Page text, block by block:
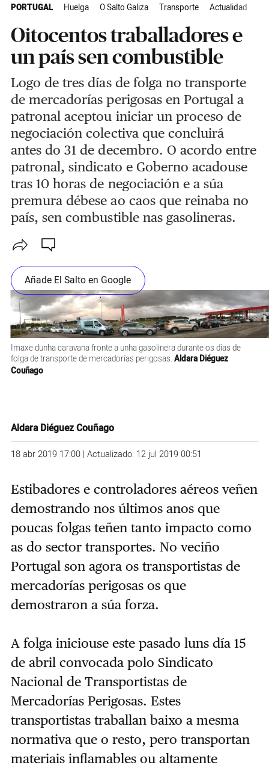
PORTUGAL Huelga O Salto Galiza Transporte Actualidad
Oitocentos traballadores e
un país sen combustible
Logo de tres días de folga no transporte
de mercadorías perigosas en Portugal a
patronal aceptou iniciar un proceso de
negociación colectiva que concluirá
antes do 31 de decembro. O acordo entre
patronal, sindicato e Goberno acadouse
tras 10 horas de negociación e a súa
premura débese ao caos que reinaba no
país, sen combustible nas gasolineras.
Añade El Salto en Google
Imaxe dunha caravana fronte a unha gasolinera durante os días de
folga de transporte de mercadorías perigosas. Aldara Diéguez
Couñago
Aldara Diéguez Couñago
18 abr 2019 17:00 | Actualizado: 12 jul 2019 00:51
Estibadores e controladores aéreos veñen
demostrando nos últimos anos que
poucas folgas teñen tanto impacto como
as do sector transportes. No veciño
Portugal son agora os transportistas de
mercadorías perigosas os que
demostraron a súa forza.
A folga iniciouse este pasado luns día 15
de abril convocada polo Sindicato
Nacional de Transportistas de
Mercadorías Perigosas. Estes
transportistas traballan baixo a mesma
normativa que o resto, pero transportan
materiais inflamables ou altamente